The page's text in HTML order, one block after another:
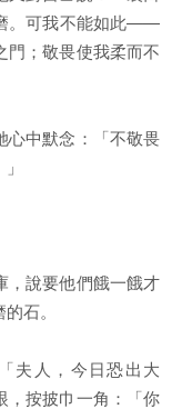
。可我不能如此——
門；敬畏使我柔而不
心中默念：「不敬畏
，說要他們餓一餓才
石。
夫人，今日恐出大
，按披巾一角：「你